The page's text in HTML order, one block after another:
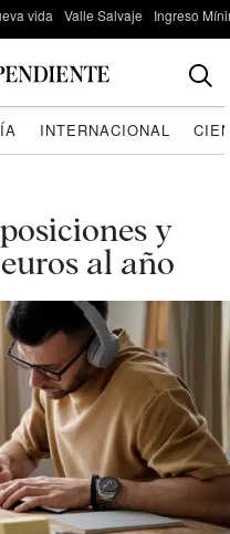
vida Valle Salvaje Ingreso
INTERNACIONAL
y
al año